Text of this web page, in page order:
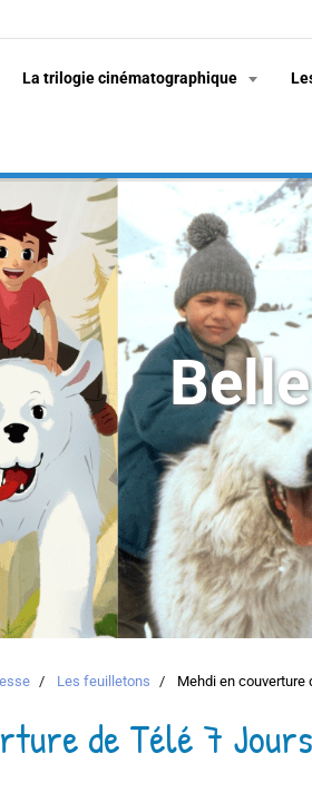
La trilogie cinématographique
Les feuilletons Mehdi en couverture
de Télé 7